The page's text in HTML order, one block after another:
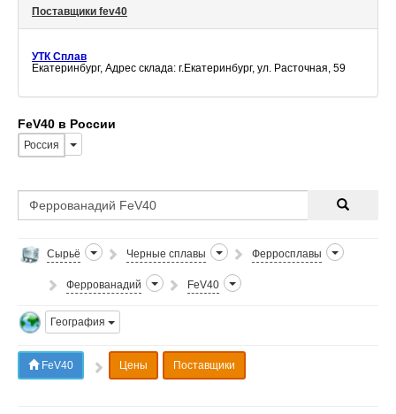
Поставщики fev40
УТК Сплав
Екатеринбург, Адрес склада: г.Екатеринбург, ул. Расточная, 59
FeV40 в России
Россия
Сырьё Черные сплавы Ферросплавы
Феррованадий FeV40
География
FeV40 Цены Поставщики